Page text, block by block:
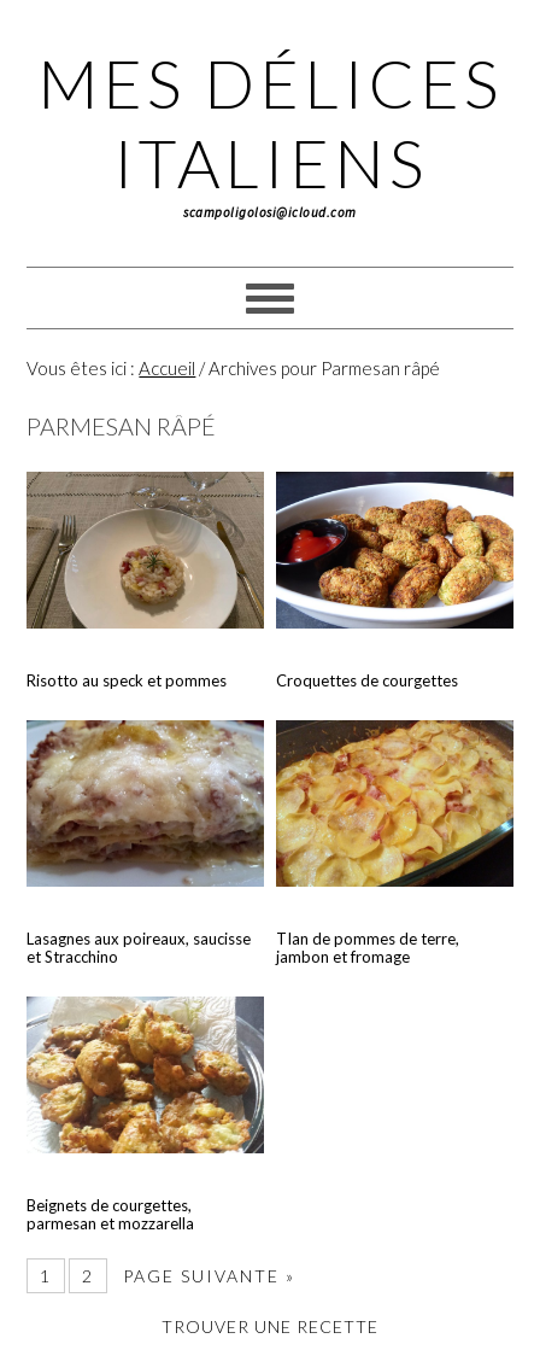
navigation
contenu
principal
barre
MES DÉLICES
ITALIENS
scampoligolosi@icloud.com
Vous êtes ici :Accueil /Archives pour Parmesan râpé
PARMESAN RÂPÉ
Risotto au speck et pommes Croquettes de courgettes
Lasagnes aux poireaux, saucisse
et Stracchino
TIan de pommes de terre,
jambon et fromage
Beignets de courgettes,
parmesan et mozzarella
1 2 PAGE SUIVANTE »
TROUVER UNE RECETTE